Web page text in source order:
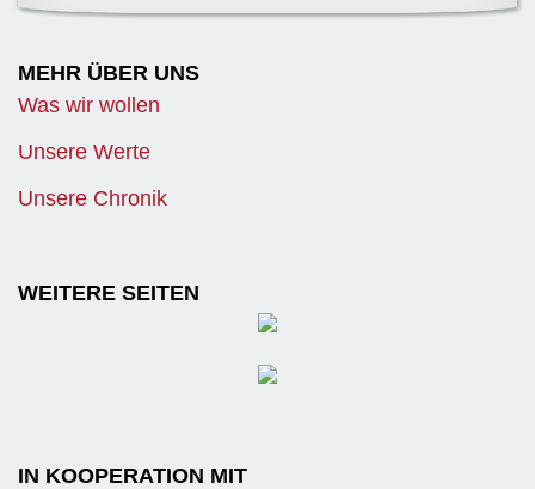
MEHR ÜBER UNS
Was wir wollen
Unsere Werte
Unsere Chronik
WEITERE SEITEN
IN KOOPERATION MIT